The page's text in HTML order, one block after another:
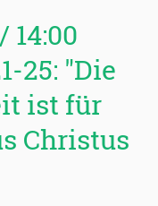
14:00
25: "Die
ist für
Christus